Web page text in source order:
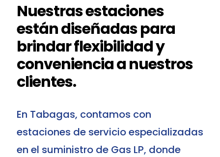
Nuestras estaciones
están diseñadas para
brindar flexibilidad y
conveniencia a nuestros
clientes.
En Tabagas, contamos con
estaciones de servicio especializadas
en el suministro de Gas LP, donde